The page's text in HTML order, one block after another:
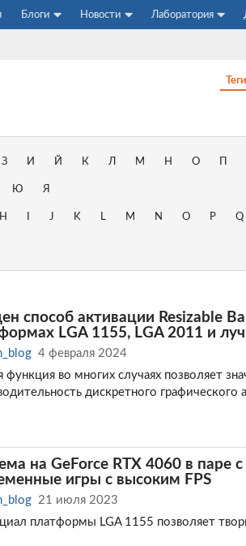
Блоги Новости Лаборатория
З И Й К Л М Н О
Ю Я
H J K L M N O P Q
способ активации Resizable
LGA 1155, LGA 2011 и
4 февраля 2024
функция во многих случаях позволяет
дискретного графического
на GeForce RTX 4060 в паре
игры с высоким FPS
21 июля 2023
платформы LGA 1155 позволяет